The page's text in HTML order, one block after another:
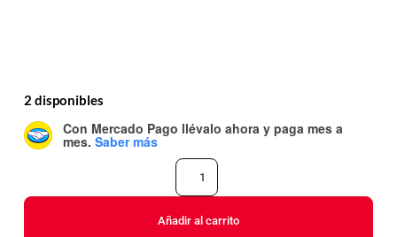
2 disponibles
Con Mercado Pago llévalo ahora y paga mes a
mes. Saber más
Añadir al carrito